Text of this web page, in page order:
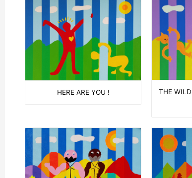
HERE ARE YOU !
THE WILD